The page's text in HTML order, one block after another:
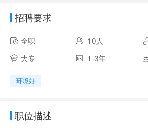
招聘要求
全职 10人
大专
1-3年
环境好
职位描述